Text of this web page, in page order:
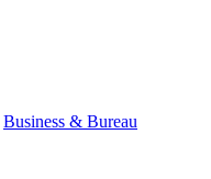
Business & Bureau